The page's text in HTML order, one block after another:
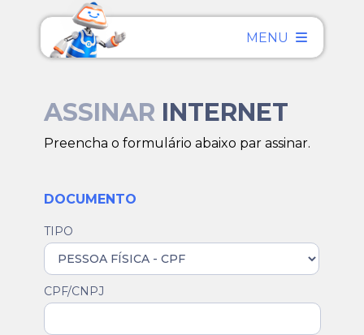
MENU
ASSINAR INTERNET
Preencha o formulário abaixo par assinar.
DOCUMENTO
TIPO
CPF/CNPJ